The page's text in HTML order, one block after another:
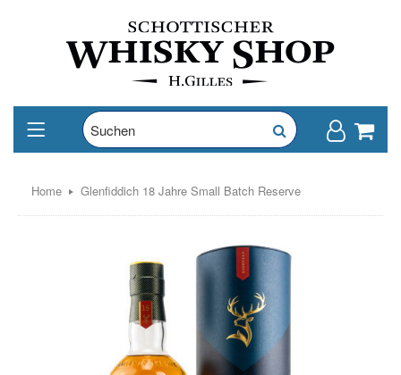
Home Glenfiddich 18 Jahre Small Batch Reserve